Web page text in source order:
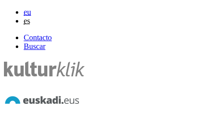
eu
es
Contacto
Buscar